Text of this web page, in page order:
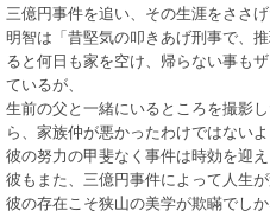
三億円事件を追い、その生涯をささげ
明智は「昔堅気の叩きあげ刑事で、
ると何日も家を空け、帰らない事も
ているが、
生前の父と一緒にいるところを撮影
ら、家族仲が悪かったわけではないよ
彼の努力の甲斐なく事件は時効を迎
彼もまた、三億円事件によって人生
彼の存在こそ狭山の美学が欺瞞でしか